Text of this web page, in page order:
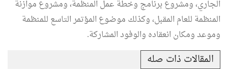
الجاري، ومشروع برنامج وخطة عمل المنظمة، ومشروع موازنة
المنظمة للعام المقبل، وكذلك موضوع المؤتمر التاسع للمنظمة
وموعد ومكان انعقاده والوفود المشاركة.
المقالات ذات صله